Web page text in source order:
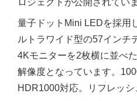
ロジェクトが公開されてい
量子ドットMini LEDを採用
ルトラワイド型の57インチ
4Kモニターを2枚横に並べ
解像度となっています。
HDR1000対応。リフレッシ